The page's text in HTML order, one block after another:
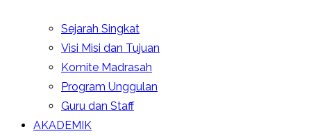
Sejarah Singkat
Visi Misi dan Tujuan
Komite Madrasah
Program Unggulan
Guru dan Staff
AKADEMIK